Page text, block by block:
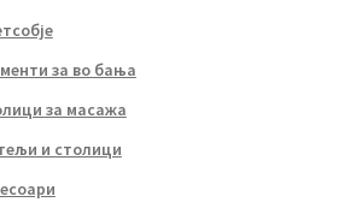
за во бања
за масажа
и столици